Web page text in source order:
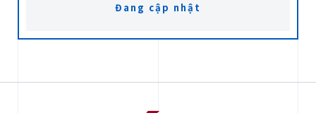
Đang cập nhật